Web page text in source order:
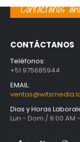
Contáctanos
CONTÁCTANOS
Teléfonos:
+51 975685944
EMAIL:
Dias y Horas
Lun - Dom / 9:00 AM